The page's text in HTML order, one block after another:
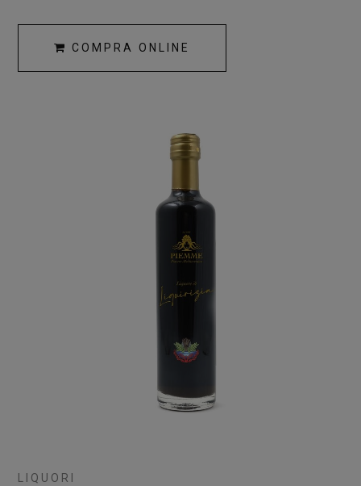
COMPRA ONLINE
LIQUORI